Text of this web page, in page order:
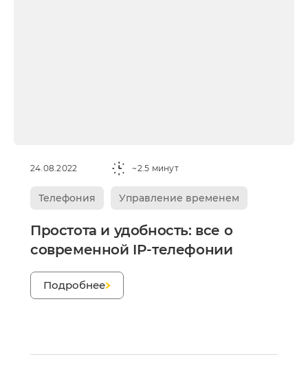
24.08.2022 ~2.5 минут
Телефония Управление временем
Простота и удобность: все о
современной IP-телефонии
Подробнее